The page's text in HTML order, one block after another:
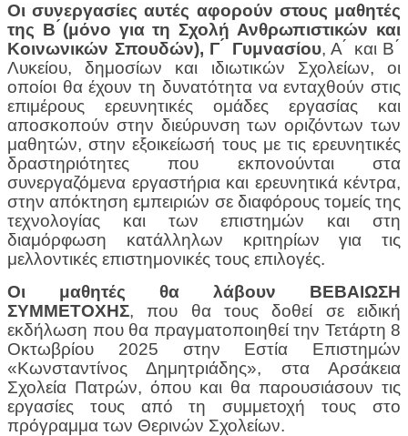
Οι συνεργασίες αυτές αφορούν στους μαθητές
της Β ́(μόνο γιατη Σχολή Ανθρωπιστικών και
Κοινωνικών Σπουδών), Γ ́ Γυμνασίου, Α ́ και Β ́
Λυκείου, δημοσίων και ιδιωτικών Σχολείων, οι
οποίοι θα έχουν τη δυνατότητα να ενταχθούν στις
επιμέρους ερευνητικές ομάδες εργασίας και
αποσκοπούν στην διεύρυνση των οριζόντων των
μαθητών, στην εξοικείωσή τους με τις ερευνητικές
δραστηριότητες που εκπονούνται στα
συνεργαζόμενα εργαστήρια και ερευνητικά κέντρα,
στην απόκτηση εμπειριών σε διαφόρους τομείς της
τεχνολογίας και των επιστημών και στη
διαμόρφωση κατάλληλων κριτηρίων για τις
μελλοντικές επιστημονικές τους επιλογές.
Οι μαθητές θα λάβουν ΒΕΒΑΙΩΣΗ
ΣΥΜΜΕΤΟΧΗΣ, που θα τους δοθεί σε ειδική
εκδήλωση που θα πραγματοποιηθεί την Τετάρτη 8
Οκτωβρίου 2025 στην Εστία Επιστημών
«Κωνσταντίνος Δημητριάδης», στα Αρσάκεια
Σχολεία Πατρών, όπου και θα παρουσιάσουν τις
εργασίες τους από τη συμμετοχή τους στο
πρόγραμμα των Θερινών Σχολείων.